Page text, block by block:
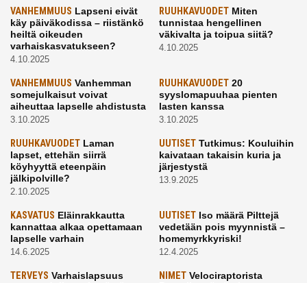
VANHEMMUUS Lapseni eivät
käy päiväkodissa – riistänkö
heiltä oikeuden
varhaiskasvatukseen?
4.10.2025
RUUHKAVUODETMiten
tunnistaa hengellinen
väkivalta ja toipua siitä?
4.10.2025
VANHEMMUUS Vanhemman
somejulkaisut voivat
aiheuttaa lapselle ahdistusta
3.10.2025
RUUHKAVUODET20
syyslomapuuhaa pienten
lasten kanssa
3.10.2025
RUUHKAVUODET Laman
lapset, ettehän siirrä
köyhyyttä eteenpäin
jälkipolville?
2.10.2025
UUTISETTutkimus: Kouluihin
kaivataan takaisin kuria ja
järjestystä
13.9.2025
KASVATUS Eläinrakkautta
kannattaa alkaa opettamaan
lapselle varhain
14.6.2025
UUTISETIso määrä Pilttejä
vedetään pois myynnistä –
homemyrkkyriski!
12.4.2025
TERVEYS Varhaislapsuus
NIMETVelociraptorista